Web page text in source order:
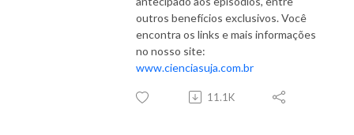
outros benefícios exclusivos. Você
encontra os links e mais informações
no nosso site:
www.cienciasuja.com.br
11.1K